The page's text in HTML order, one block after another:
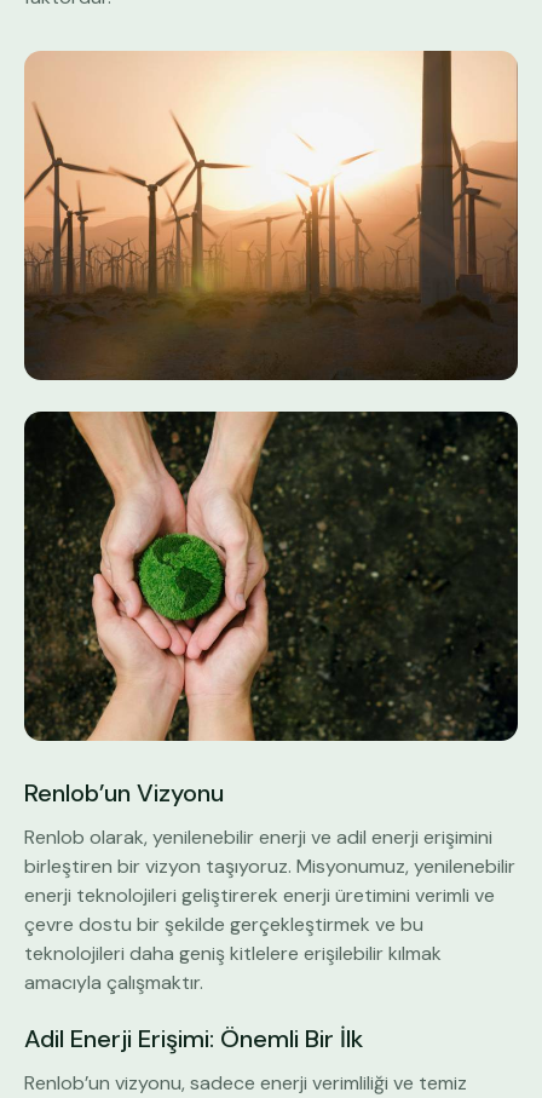
Renlob’un Vizyonu
Renlob olarak, yenilenebilir enerji ve adil enerji erişimini
birleştiren bir vizyon taşıyoruz. Misyonumuz, yenilenebilir
enerji teknolojileri geliştirerek enerji üretimini verimli ve
çevre dostu bir şekilde gerçekleştirmek ve bu
teknolojileri daha geniş kitlelere erişilebilir kılmak
amacıyla çalışmaktır.
Adil Enerji Erişimi: Önemli Bir İlk
Renlob’un vizyonu, sadece enerji verimliliği ve temiz